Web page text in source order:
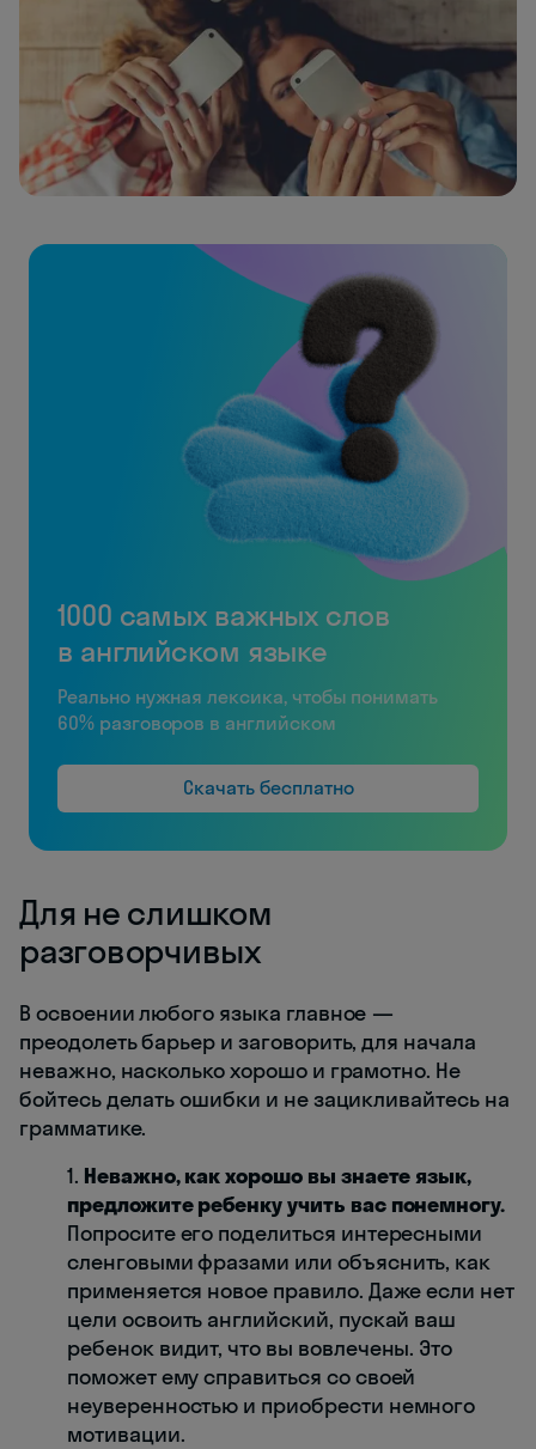
1000 самых важных слов
в английском языке
Реально нужная лексика, чтобы понимать
60% разговоров в английском
Скачать бесплатно
Для не слишком
разговорчивых
В освоении любого языка главное —
преодолеть барьер и заговорить, для начала
неважно, насколько хорошо и грамотно. Не
бойтесь делать ошибки и не зацикливайтесь на
грамматике.
1. Неважно, как хорошо вы знаете язык,
предложите ребенку учить вас понемногу.
Попросите его поделиться интересными
сленговыми фразами или объяснить, как
применяется новое правило. Даже если нет
цели освоить английский, пускай ваш
ребенок видит, что вы вовлечены. Это
поможет ему справиться со своей
неуверенностью и приобрести немного
мотивации.